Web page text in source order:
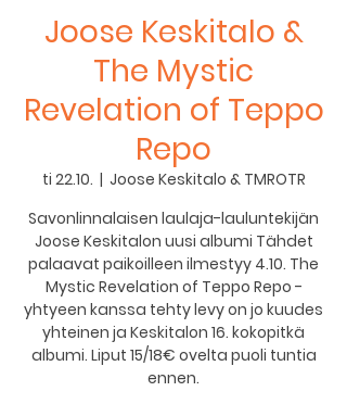
Joose Keskitalo &
The Mystic
Revelation of Teppo
Repo
ti 22.10.
  |
Joose Keskitalo & TMROTR
Savonlinnalaisen laulaja-lauluntekijän
Joose Keskitalon uusi albumi Tähdet
palaavat paikoilleen ilmestyy 4.10. The
Mystic Revelation of Teppo Repo -
yhtyeen kanssa tehty levy on jo kuudes
yhteinen ja Keskitalon 16. kokopitkä
albumi. Liput 15/18€ ovelta puoli tuntia
ennen.